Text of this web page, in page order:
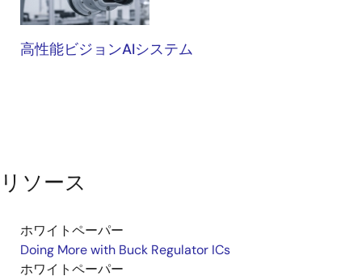
高性能ビジョンAIシステム
リソース
ホワイトペーパー
Doing More with Buck Regulator ICs
ホワイトペーパー